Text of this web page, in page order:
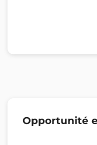
Opportunité